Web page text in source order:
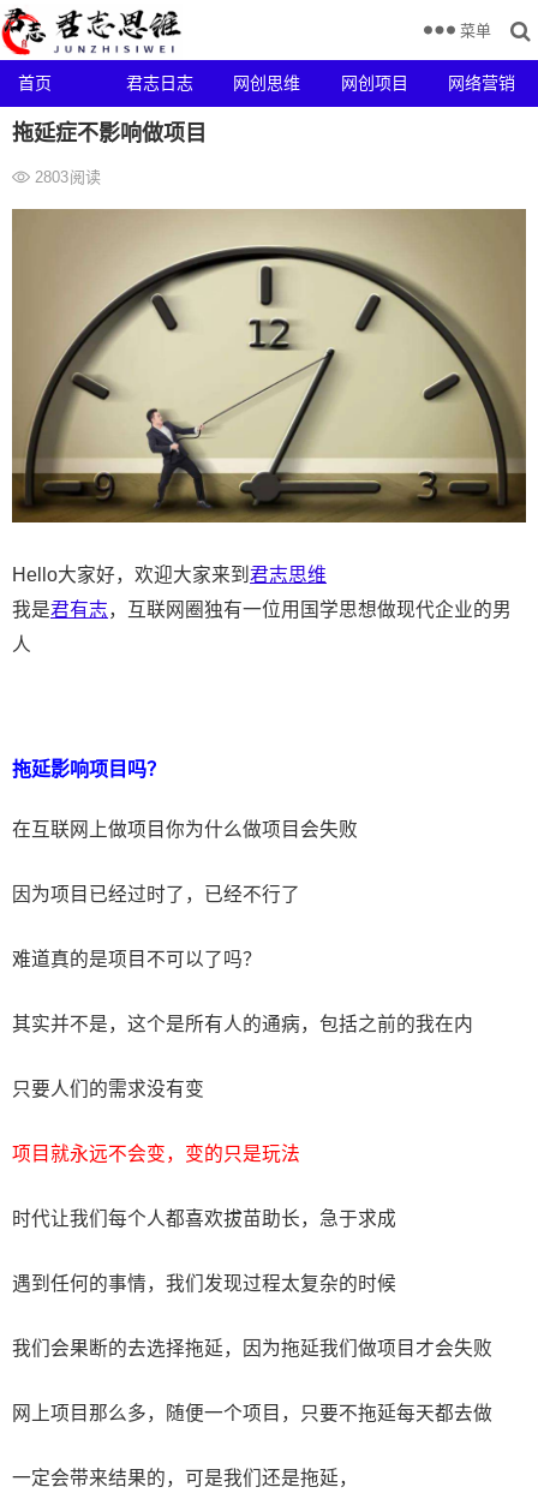
首页 君志日志 网创思维 网创项目 网络营销
菜单
拖延症不影响做项目
2803阅读
Hello大家好，欢迎大家来到 君志思维
我是君有志，互联网圈独有一位用国学思想做现代企业的男
人
拖延影响项目吗？
在互联网上做项目你为什么做项目会失败
因为项目已经过时了，已经不行了
难道真的是项目不可以了吗？
其实并不是，这个是所有人的通病，包括之前的我在内
只要人们的需求没有变
项目就永远不会变，变的只是玩法
时代让我们每个人都喜欢拔苗助长，急于求成
遇到任何的事情，我们发现过程太复杂的时候
我们会果断的去选择拖延，因为拖延我们做项目才会失败
网上项目那么多，随便一个项目，只要不拖延每天都去做
一定会带来结果的，可是我们还是拖延，